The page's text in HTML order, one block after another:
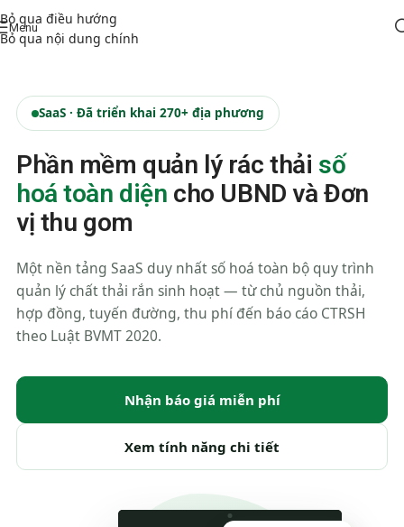
Bỏ qua điều hướng
Bỏ qua nội dung chính
Menu
SaaS · Đã triển khai 270+ địa phương
Phần mềm quản lý rác thải số
hoá toàn diện cho UBND và Đơn
vị thu gom
Một nền tảng SaaS duy nhất số hoá toàn bộ quy trình
quản lý chất thải rắn sinh hoạt — từ chủ nguồn thải,
hợp đồng, tuyến đường, thu phí đến báo cáo CTRSH
theo Luật BVMT 2020.
Nhận báo giá miễn phí
Xem tính năng chi tiết